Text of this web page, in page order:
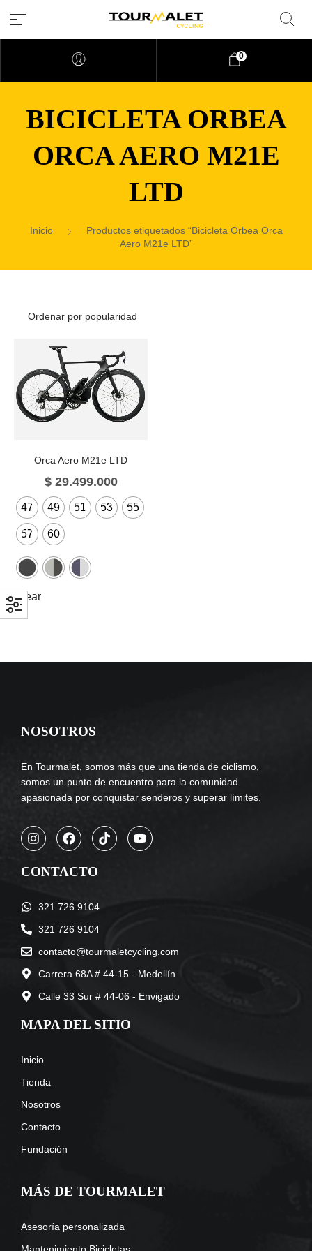
0
BICICLETA ORBEA
ORCA AERO M21E
LTD
Inicio
Productos etiquetados “Bicicleta Orbea Orca
Aero M21e LTD”
Orca Aero M21e LTD
$29.499.000
47 49 51 53 55
57 60
Clear
NOSOTROS
En Tourmalet, somos más que una tienda de ciclismo,
somos un punto de encuentro para la comunidad
apasionada por conquistar senderos y superar límites.
CONTACTO
321 726 9104
321 726 9104
contacto@tourmaletcycling.com
Carrera 68A # 44-15 - Medellín
Calle 33 Sur # 44-06 - Envigado
MAPA DEL SITIO
Inicio
Tienda
Nosotros
Contacto
Fundación
MÁS DE TOURMALET
Asesoría personalizada